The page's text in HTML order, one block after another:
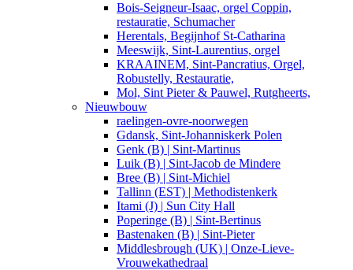
Bois-Seigneur-Isaac, orgel Coppin,
restauratie, Schumacher
Herentals, Begijnhof St-Catharina
Meeswijk, Sint-Laurentius, orgel
KRAAINEM, Sint-Pancratius, Orgel,
Robustelly, Restauratie,
Mol, Sint Pieter & Pauwel, Rutgheerts,
Nieuwbouw
raelingen-ovre-noorwegen
Gdansk, Sint-Johanniskerk Polen
Genk (B) | Sint-Martinus
Luik (B) | Sint-Jacob de Mindere
Bree (B) | Sint-Michiel
Tallinn (EST) | Methodistenkerk
Itami (J) | Sun City Hall
Poperinge (B) | Sint-Bertinus
Bastenaken (B) | Sint-Pieter
Middlesbrough (UK) | Onze-Lieve-
Vrouwekathedraal